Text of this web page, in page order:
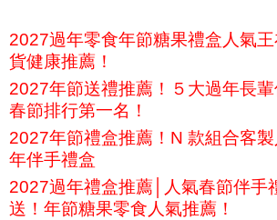
2027過年零食年節糖果禮盒人氣
貨健康推薦！
2027年節送禮推薦！５大過年長
春節排行第一名！
2027年節禮盒推薦！N 款組合客
年伴手禮盒
2027過年禮盒推薦│人氣春節伴手
送！年節糖果零食人氣推薦！